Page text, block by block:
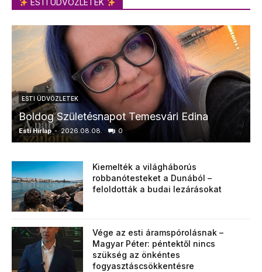
ESTI ÜDVÖZLETEK
ESTI ÜDVÖZLETEK
Boldog Születésnapot Temesvári Edina
Esti Hírlap - 2026.08.08. 0
Kiemelték a világháborús
robbanótesteket a Dunából –
feloldották a budai lezárásokat
Vége az esti áramspórolásnak –
Magyar Péter: péntektől nincs
szükség az önkéntes
fogyasztáscsökkentésre